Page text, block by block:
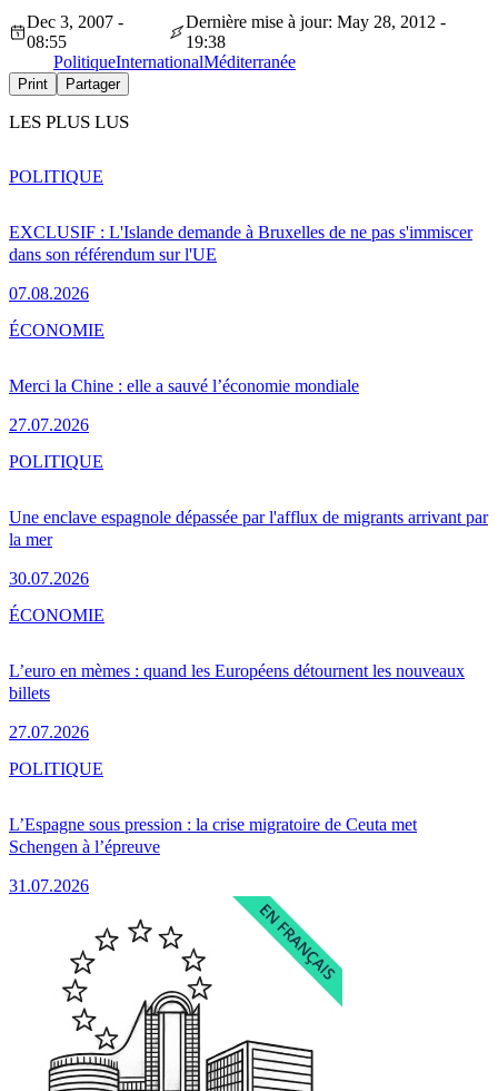
Dec 3, 2007 -
08:55
Dernière mise à jour: May 28, 2012 -
19:38
PolitiqueInternationalMéditerranée
Print Partager
LES PLUS LUS
EXCLUSIF : L'Islande demande à Bruxelles de ne pas s'immiscer
dans son référendum sur l'UE
07.08.2026
POLITIQUE
Merci la Chine : elle a sauvé l’économie mondiale
27.07.2026
ÉCONOMIE
Une enclave espagnole dépassée par l'afflux de migrants arrivant par
la mer
30.07.2026
POLITIQUE
L’euro en mèmes : quand les Européens détournent les nouveaux
billets
27.07.2026
ÉCONOMIE
L’Espagne sous pression : la crise migratoire de Ceuta met
Schengen à l’épreuve
31.07.2026
POLITIQUE